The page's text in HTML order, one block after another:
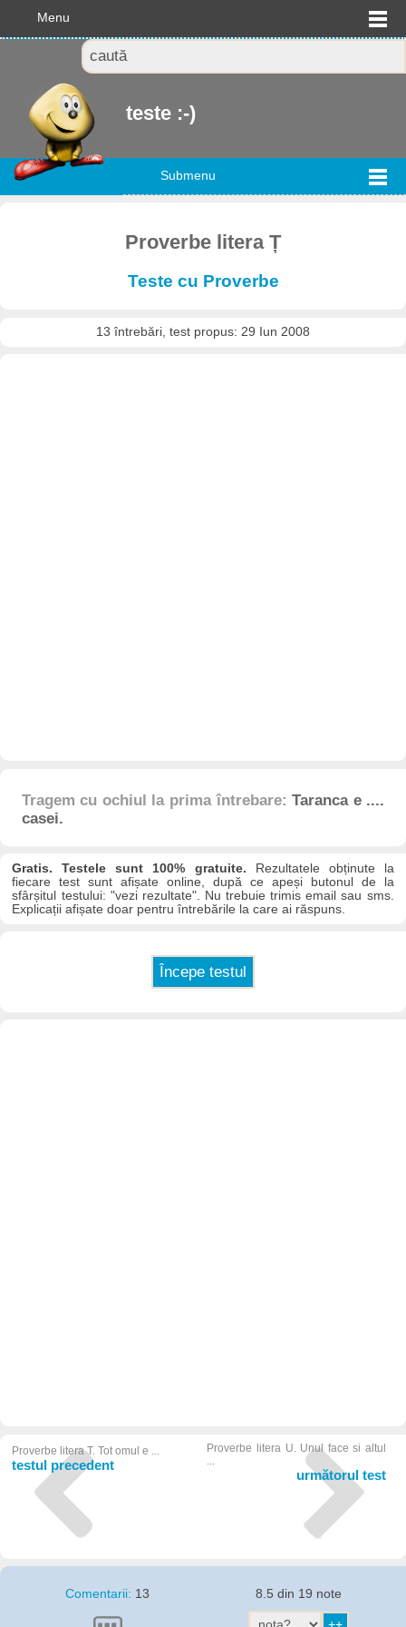
Menu
teste :-)
Submenu
Proverbe litera Ț
Teste cu Proverbe
13 întrebări, test propus: 29 Iun 2008
Tragem cu ochiul la prima întrebare:Taranca e ....
casei.
Gratis. Testele sunt 100% gratuite. Rezultatele obținute la
fiecare test sunt afișate online, după ce apeși butonul de la
sfârșitul testului: "vezi rezultate". Nu trebuie trimis email sau sms.
Explicații afișate doar pentru întrebările la care ai răspuns.
Proverbe litera T. Tot omul e ...
testul precedent
Proverbe litera U. Unul face si altul
...
următorul test
Comentarii: 13 8.5 din 19 note